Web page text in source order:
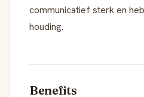
communicatief sterk en
houding.
Benefits